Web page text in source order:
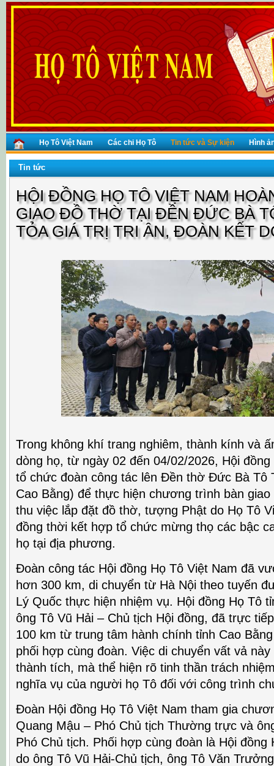
Họ Tô Việt Nam Các chi Họ Tô Tin tức và Sự kiện Hình
Tin tức
HỘI ĐỒNG HỌ TÔ VIỆT NAM
GIAO ĐỒ THỜ TẠI ĐỀN ĐỨC BÀ
TỎA GIÁ TRỊ TRI ÂN, ĐOÀN KẾT
Trong không khí trang nghiêm, thành kính và
dòng họ, từ ngày 02 đến 04/02/2026, Hội
tổ chức đoàn công tác lên Đền thờ Đức Bà Tô
Cao Bằng) để thực hiện chương trình bàn
thu việc lắp đặt đồ thờ, tượng Phật do Họ Tô
đồng thời kết hợp tổ chức mừng thọ các bậc
họ tại địa phương.
Đoàn công tác Hội đồng Họ Tô Việt Nam đã
hơn 300 km, di chuyển từ Hà Nội theo tuyến
Lý Quốc thực hiện nhiệm vụ. Hội đồng Họ Tô
ông Tô Vũ Hải – Chủ tịch Hội đồng, đã trực
100 km từ trung tâm hành chính tỉnh Cao
phối hợp cùng đoàn. Việc di chuyển vất vả
thành tích, mà thể hiện rõ tinh thần trách
nghĩa vụ của người họ Tô đối với công trình
Đoàn Hội đồng Họ Tô Việt Nam tham gia
Quang Mậu – Phó Chủ tịch Thường trực và
Phó Chủ tịch. Phối hợp cùng đoàn là Hội đồng
do ông Tô Vũ Hải-Chủ tịch, ông Tô Văn